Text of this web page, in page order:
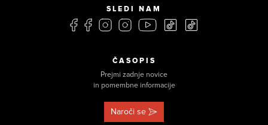
SLEDI NAM
ČASOPIS
Prejmi zadnje novice
in pomembne informacije
Naroči se